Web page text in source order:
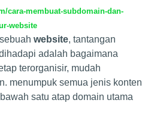
cara-membuat-subdomain-dan-
website
website, tantangan
adalah bagaimana
terorganisir, mudah
menumpuk semua jenis konten
satu atap domain utama